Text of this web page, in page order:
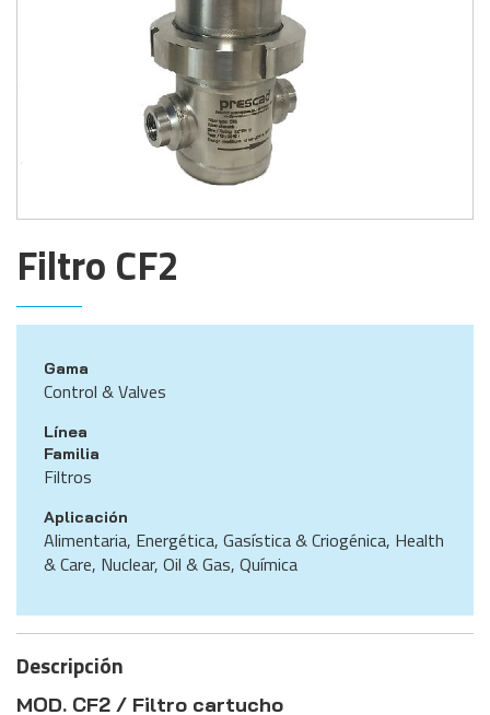
Filtro CF2
Gama
Control & Valves
Línea
Familia
Filtros
Aplicación
Alimentaria, Energética, Gasística & Criogénica, Health
& Care, Nuclear, Oil & Gas, Química
Descripción
MOD. CF2 / Filtro cartucho